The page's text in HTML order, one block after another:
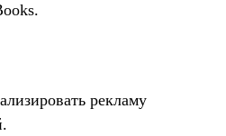
рекламу